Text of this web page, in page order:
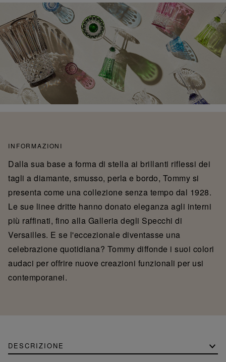
INFORMAZIONI
Dalla sua base a forma di stella ai brillanti riflessi dei
tagli a diamante, smusso, perla e bordo, Tommy si
presenta come una collezione senza tempo dal 1928.
Le sue linee dritte hanno donato eleganza agli interni
più raffinati, fino alla Galleria degli Specchi di
Versailles. E se l'eccezionale diventasse una
celebrazione quotidiana? Tommy diffonde i suoi colori
audaci per offrire nuove creazioni funzionali per usi
contemporanei.
DESCRIZIONE